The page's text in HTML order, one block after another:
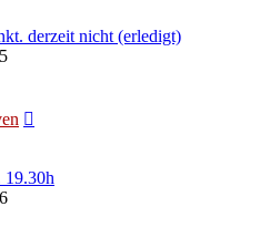
derzeit nicht (erledigt)
19.30h